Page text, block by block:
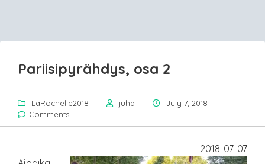
CONTENT
Pariisipyrähdys, osa 2
LaRochelle2018 juha
July 7, 2018
Comments
2018-07-07